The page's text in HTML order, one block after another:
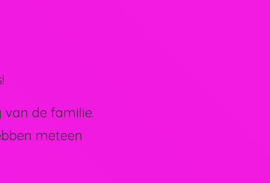
de familie.
meteen